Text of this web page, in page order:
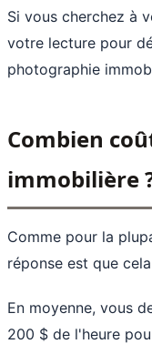
Si vous cherchez à
votre lecture pour
photographie
Combien
immobilière
Comme pour la
réponse est que
En moyenne, vous
200 $ de l'heure